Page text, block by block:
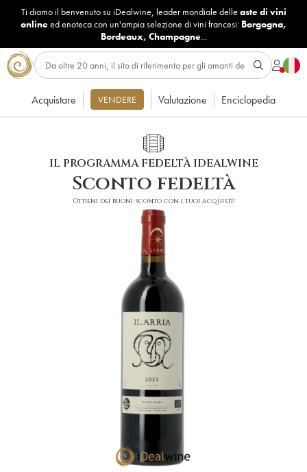
Ti diamo il benvenuto su iDealwine, leader mondiale delle aste di vini
onlineed enoteca con un'ampia selezione di vini francesi: Borgogna,
Bordeaux, Champagne...
Acquistare VENDERE Valutazione Enciclopedia
IL PROGRAMMA FEDELTÀ IDEALWINE
Sconto fedeltà
Ottieni dei buoni sconto con i tuoi acquisti!